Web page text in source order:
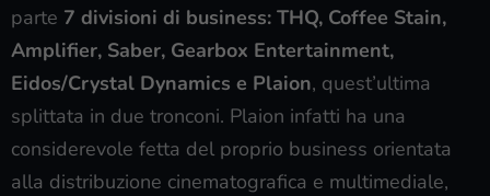
parte 7 divisioni di business: THQ, Coffee Stain,
Amplifier, Saber, Gearbox Entertainment,
Eidos/Crystal Dynamics e Plaion, quest’ultima
splittata in due tronconi. Plaion infatti ha una
considerevole fetta del proprio business orientata
alla distribuzione cinematografica e multimediale,